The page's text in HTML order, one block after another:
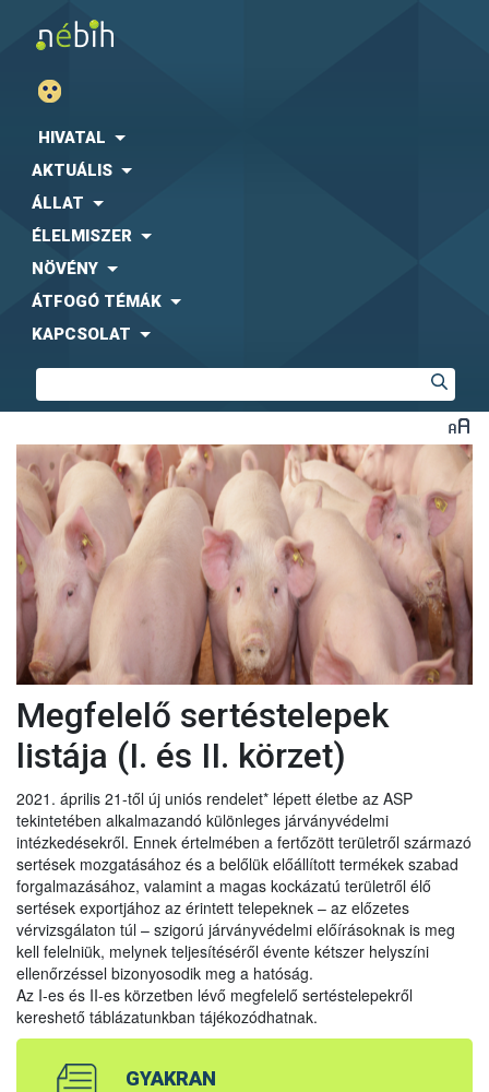
HIVATAL
AKTUÁLIS
ÁLLAT
ÉLELMISZER
NÖVÉNY
ÁTFOGÓ TÉMÁK
KAPCSOLAT
Megfelelő sertéstelepek
listája (I. és II. körzet)
2021. április 21-től új uniós rendelet* lépett életbe az ASP
tekintetében alkalmazandó különleges járványvédelmi
intézkedésekről. Ennek értelmében a fertőzött területről származó
sertések mozgatásához és a belőlük előállított termékek szabad
forgalmazásához, valamint a magas kockázatú területről élő
sertések exportjához az érintett telepeknek – az előzetes
vérvizsgálaton túl – szigorú járványvédelmi előírásoknak is meg
kell felelniük, melynek teljesítéséről évente kétszer helyszíni
ellenőrzéssel bizonyosodik meg a hatóság.
Az I-es és II-es körzetben lévő megfelelő sertéstelepekről
kereshető táblázatunkban tájékozódhatnak.
GYAKRAN